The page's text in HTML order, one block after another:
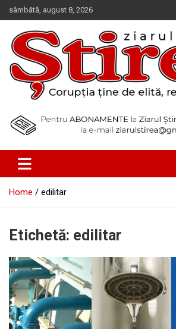
Skip
to
content
sâmbătă, august 8, 2026
Ziarul Știrea
Home edilitar
Etichetă: edilitar